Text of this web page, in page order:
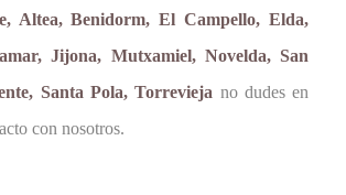
Altea, Benidorm, El Campello, Elda,
Jijona, Mutxamiel, Novelda, San
Santa Pola, Torrevieja no dudes en
con nosotros.